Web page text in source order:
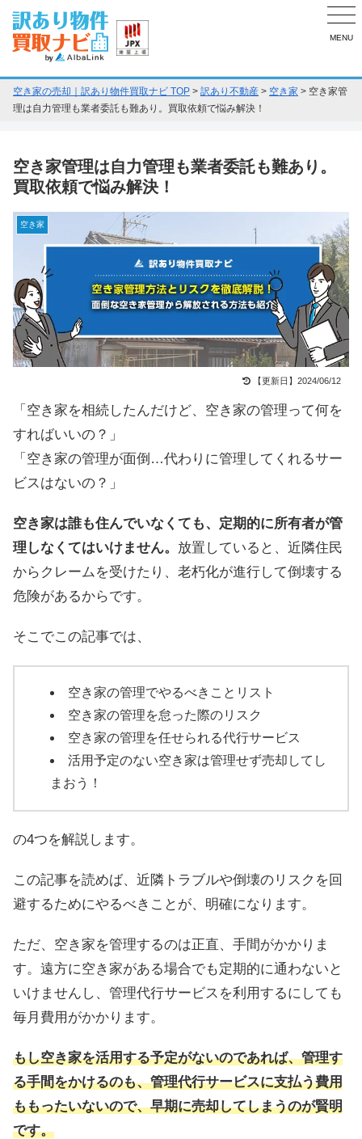
MENU
空き家の売却｜訳あり物件買取ナビ TOP > 訳あり不動産 > 空き家 > 空き家管
理は自力管理も業者委託も難あり。買取依頼で悩み解決！
空き家管理は自力管理も業者委託も難あり。
買取依頼で悩み解決！
空き家
【更新日】2024/06/12
「空き家を相続したんだけど、空き家の管理って何を
すればいいの？」
「空き家の管理が面倒…代わりに管理してくれるサー
ビスはないの？」
空き家は誰も住んでいなくても、定期的に所有者が管
理しなくてはいけません。 放置していると、近隣住民
からクレームを受けたり、老朽化が進行して倒壊する
危険があるからです。
そこでこの記事では、
空き家の管理でやるべきことリスト
空き家の管理を怠った際のリスク
空き家の管理を任せられる代行サービス
活用予定のない空き家は管理せず売却してし
まおう！
の4つを解説します。
この記事を読めば、近隣トラブルや倒壊のリスクを回
避するためにやるべきことが、明確になります。
ただ、空き家を管理するのは正直、手間がかかりま
す。遠方に空き家がある場合でも定期的に通わないと
いけませんし、管理代行サービスを利用するにしても
毎月費用がかかります。
もし空き家を活用する予定がないのであれば、管理す
る手間をかけるのも、管理代行サービスに支払う費用
ももったいないので、早期に売却してしまうのが賢明
です。